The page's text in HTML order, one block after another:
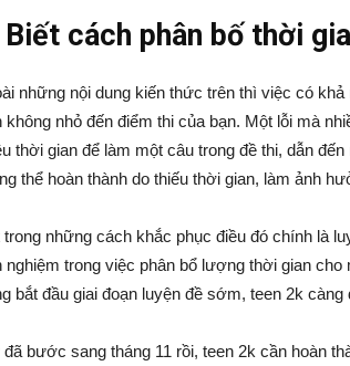
cách phân bố thời
những nội dung kiến thức trên thì việc có
không nhỏ đến điểm thi của bạn. Một lỗi mà
thời gian để làm một câu trong đề thi, dẫn
thể hoàn thành do thiếu thời gian, làm ảnh
trong những cách khắc phục điều đó chính là
nghiệm trong việc phân bổ lượng thời gian
bắt đầu giai đoạn luyện đề sớm, teen 2k càng
bước sang tháng 11 rồi, teen 2k cần hoàn